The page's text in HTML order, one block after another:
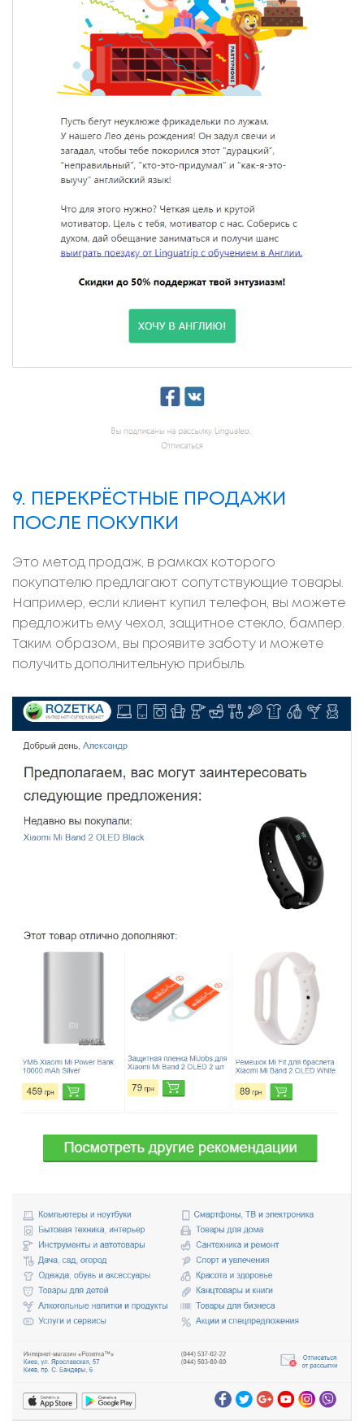
9. ПЕРЕКРЁСТНЫЕ ПРОДАЖИ
ПОСЛЕ ПОКУПКИ
Это метод продаж, в рамках которого
покупателю предлагают сопутствующие товары.
Например, если клиент купил телефон, вы можете
предложить ему чехол, защитное стекло, бампер.
Таким образом, вы проявите заботу и можете
получить дополнительную прибыль.